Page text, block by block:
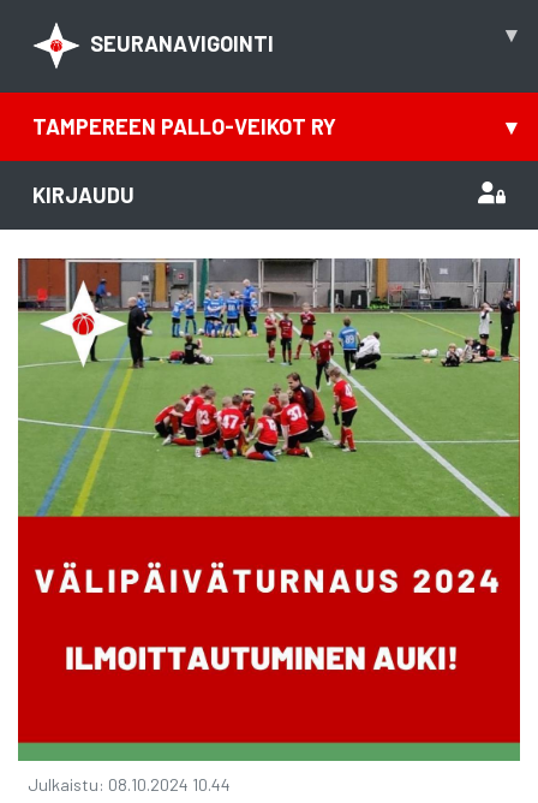
SEURANAVIGOINTI ▾
TAMPEREEN PALLO-VEIKOT RY ▾
KIRJAUDU
Julkaistu: 08.10.2024 10.44